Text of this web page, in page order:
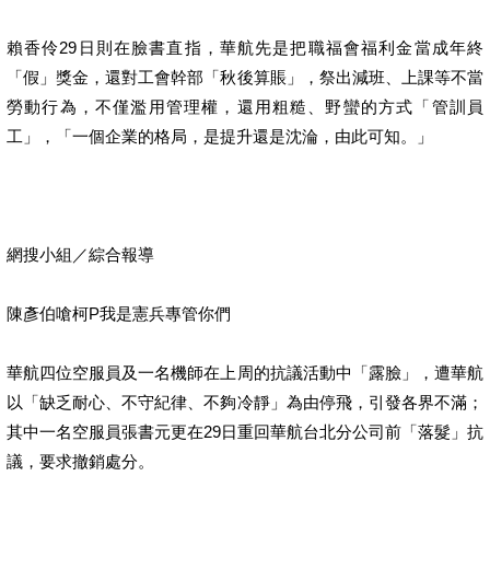
賴香伶29日則在臉書直指，華航先是把職福會福利金當成年終
「假」獎金，還對工會幹部「秋後算賬」，祭出減班、上課等不當
勞動行為，不僅濫用管理權，還用粗糙、野蠻的方式「管訓員
工」，「一個企業的格局，是提升還是沈淪，由此可知。」
網搜小組／綜合報導
陳彥伯嗆柯P我是憲兵專管你們
華航四位空服員及一名機師在上周的抗議活動中「露臉」，遭華航
以「缺乏耐心、不守紀律、不夠冷靜」為由停飛，引發各界不滿；
其中一名空服員張書元更在29日重回華航台北分公司前「落髮」抗
議，要求撤銷處分。